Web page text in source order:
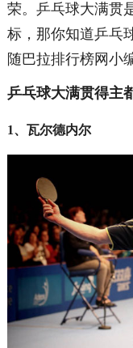
荣。乒乓球大满贯
标，那你知道乒乓
随巴拉排行榜网小
乒乓球大满贯得主
1、瓦尔德内尔